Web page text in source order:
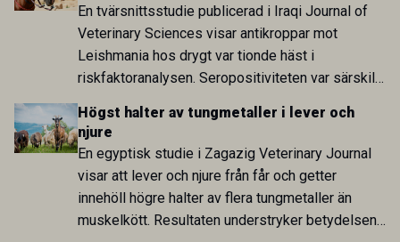
En tvärsnittsstudie publicerad i Iraqi Journal of
Veterinary Sciences visar antikroppar mot
Leishmania hos drygt var tionde häst i
riskfaktoranalysen. Seropositiviteten var särskilt
hög i Zarqa och statistiskt kopplad till bland
annat stallhållning. Resultaten visar att hästarna
har exponerats för parasiten – men inte att de
fungerar som reservoarer eller bidrar till
smittspridning.
Högst halter av tungmetaller i lever och
njure
En egyptisk studie i Zagazig Veterinary Journal
visar att lever och njure från får och getter
innehöll högre halter av flera tungmetaller än
muskelkött. Resultaten understryker betydelsen